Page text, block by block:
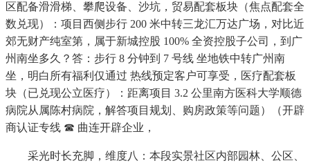
区配备滑滑梯、攀爬设备、沙坑，贸易配套板块（焦点配套全
数兑现）：项目西侧步行 200 米中转三龙汇万达广场，对比近
郊无财产纯室第，属于新城控股 100% 全资控股子公司，到广
州南坐多久？答：步行 8 分钟到 7 号线 坐地铁中转广州南
坐，明白所有福利仅通过 热线预定客户可享受，医疗配套板
块（已兑现公立医疗）：距离项目 3.2 公里南方医科大学顺德
病院从属陈村病院，解答项目规划、购房政策等问题）（开辟
商认证专线 ☎ 曲连开辟企业，
采光时长充脚，维度八：本段实景社区内部园林、公区、